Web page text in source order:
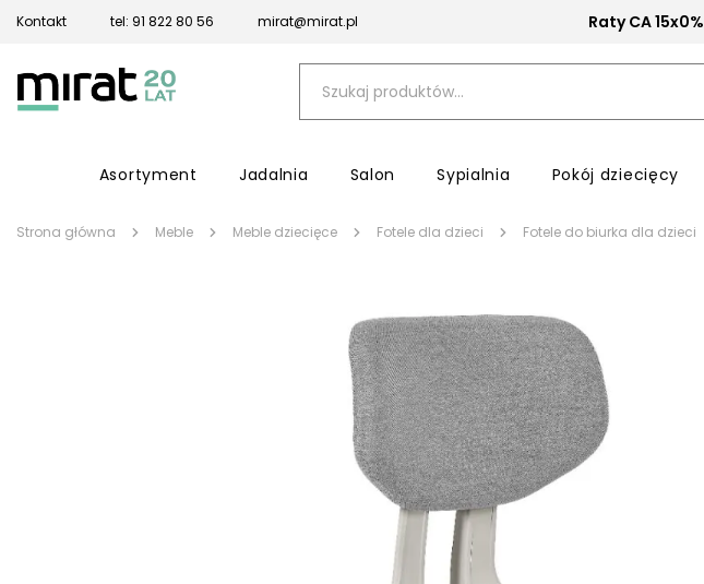
Kontakt tel: 91 822 80 56 mirat@mirat.pl Raty CA 15x0%
Asortyment Jadalnia Salon Sypialnia Pokój dziecięcy
Strona główna Meble Meble dziecięce Fotele dla dzieci Fotele do biurka dla dzieci